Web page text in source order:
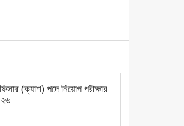
(ক্যাশ) পদে নিয়োগ পরীক্ষার